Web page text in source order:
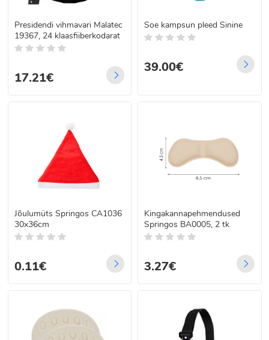
Presidendi vihmavari Malatec
19367, 24 klaasfiiberkodarat
17.21€
Soe kampsun pleed Sinine
39.00€
Jõulumüts Springos CA1036
30x36cm
0.11€
Kingakannapehmendused
Springos BA0005, 2 tk
3.27€